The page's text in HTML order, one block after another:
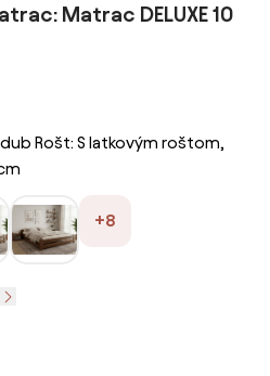
Matrac DELUXE 10
Rošt: S latkovým roštom,
+8